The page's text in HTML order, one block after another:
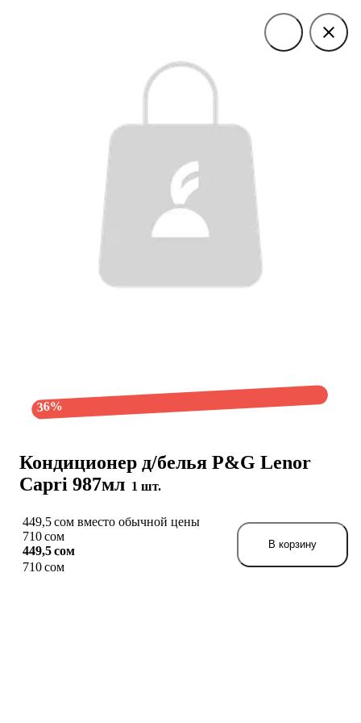
Кондиционер д/белья P&G Lenor
Capri 987мл 1 шт.
36%
449,5 сом вместо обычной цены
710 сом
449,5 сом
710 сом
В корзину